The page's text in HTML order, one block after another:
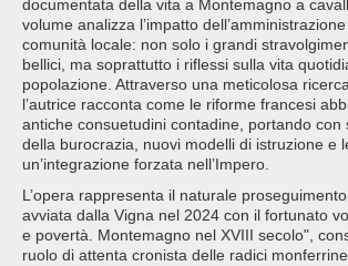
documentata della vita a Montemagno a
volume analizza l’impatto
comunità locale: non solo i grandi
bellici, ma soprattutto i riflessi sulla vita
popolazione. Attraverso una meticolosa
l’autrice racconta come le riforme francesi
antiche consuetudini contadine, portando con
della burocrazia, nuovi modelli di istruzione e
un’integrazione forzata nell’Impero.
L’opera rappresenta il naturale
avviata dalla Vigna nel 2024 con il fortunato
e povertà. Montemagno nel XVIII secolo",
ruolo di attenta cronista delle radici